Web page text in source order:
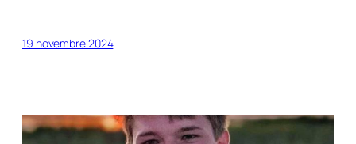
19 novembre 2024